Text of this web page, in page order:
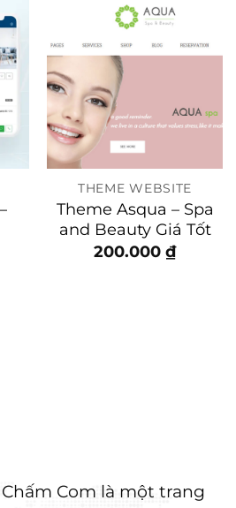
THEME WEBSITE
Theme Asqua – Spa
and Beauty Giá Tốt
200.000 ₫
Com là một trang